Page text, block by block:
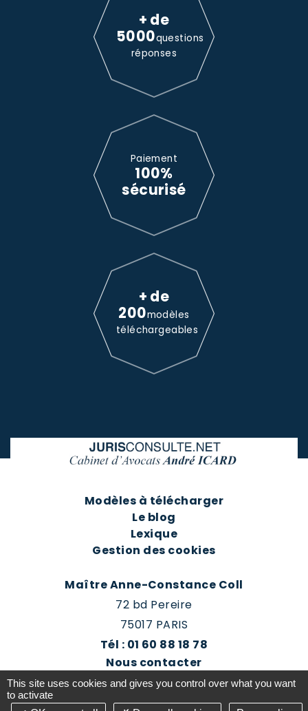
+ de
5000questions
réponses
Paiement
100%
sécurisé
+ de
200modèles
téléchargeables
Modèles à télécharger
Le blog
Lexique
Gestion des cookies
Maître Anne-Constance Coll
72 bd Pereire
75017 PARIS
Tél : 01 60 88 18 78
Nous contacter
Prendre rendez-vous
This site uses cookies and gives you control over what you want
to activate